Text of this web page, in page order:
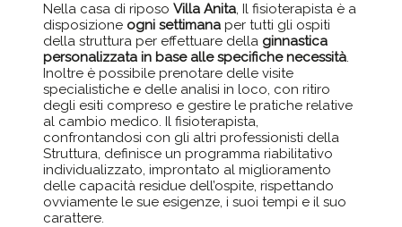
Nella casa di riposoVilla Anita, Il fisioterapista è a
disposizione ogni settimana per tutti gli ospiti
della struttura per effettuare della ginnastica
personalizzata in base alle specifiche necessità.
Inoltre è possibile prenotare delle visite
specialistiche e delle analisi in loco, con ritiro
degli esiti compreso e gestire le pratiche relative
al cambio medico. Il fisioterapista,
confrontandosi con gli altri professionisti della
Struttura, definisce un programma riabilitativo
individualizzato, improntato al miglioramento
delle capacità residue dell’ospite, rispettando
ovviamente le sue esigenze, i suoi tempi e il suo
carattere.